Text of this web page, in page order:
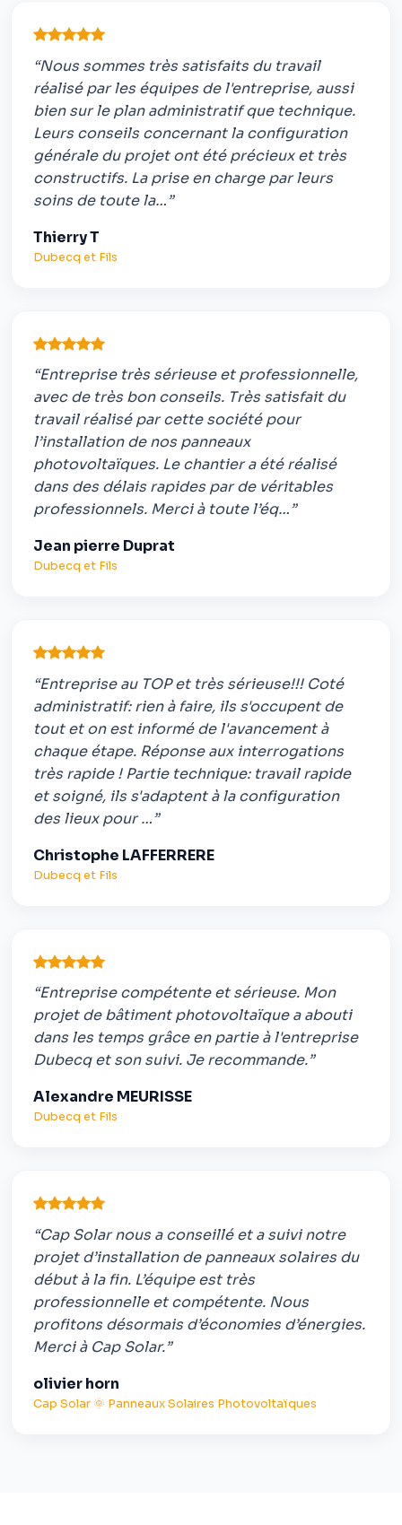
“Nous sommes très satisfaits du travail
réalisé par les équipes de l'entreprise, aussi
bien sur le plan administratif que technique.
Leurs conseils concernant la configuration
générale du projet ont été précieux et très
constructifs. La prise en charge par leurs
soins de toute la…”
Thierry T
Dubecq et Fils
“Entreprise très sérieuse et professionnelle,
avec de très bon conseils. Très satisfait du
travail réalisé par cette société pour
l’installation de nos panneaux
photovoltaïques. Le chantier a été réalisé
dans des délais rapides par de véritables
professionnels. Merci à toute l’éq…”
Jean pierre Duprat
Dubecq et Fils
“Entreprise au TOP et très sérieuse!!! Coté
administratif: rien à faire, ils s'occupent de
tout et on est informé de l'avancement à
chaque étape. Réponse aux interrogations
très rapide ! Partie technique: travail rapide
et soigné, ils s'adaptent à la configuration
des lieux pour …”
Christophe LAFFERRERE
Dubecq et Fils
“Entreprise compétente et sérieuse. Mon
projet de bâtiment photovoltaïque a abouti
dans les temps grâce en partie à l'entreprise
Dubecq et son suivi. Je recommande.”
Alexandre MEURISSE
Dubecq et Fils
“Cap Solar nous a conseillé et a suivi notre
projet d’installation de panneaux solaires du
début à la fin. L’équipe est très
professionnelle et compétente. Nous
profitons désormais d’économies d’énergies.
Merci à Cap Solar.”
olivier horn
Cap Solar 🌞 Panneaux Solaires Photovoltaïques